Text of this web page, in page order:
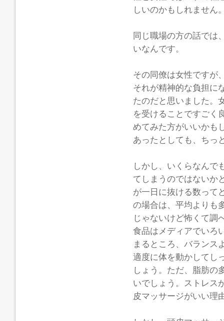
しいのかもしれません
同じ職場の方の話では
いなんです。
その同僚は女性ですが
それが精神的な負担に
たのだと思いました。
を受けることですごく
めてみた方がいいかも
あったとしても、ちっ
しかし、いくらなんで
てしまうのではないか
が一日に抜ける数って
の場合は、平均よりも
じゃないけど怖くて調
食品はメディアでいろ
まるところ、バランス
適度に体を動かしてし
しょう。ただ、脂肪の
いでしょう。ストレス
皮マッサージがいい理